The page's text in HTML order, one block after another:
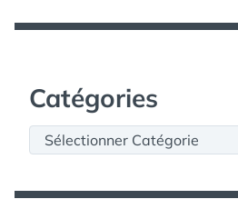
Catégories
Catégories